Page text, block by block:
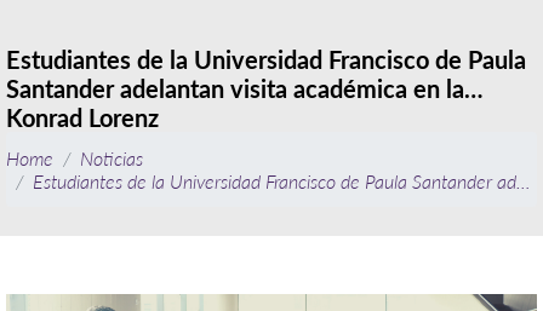
Estudiantes de la Universidad Francisco de Paula
Santander adelantan visita académica en la
Konrad Lorenz
Home
Noticias
Estudiantes de la Universidad Francisco de Paula Santander